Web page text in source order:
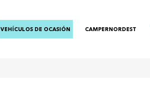
VEHÍCULOS DE OCASIÓN CAMPERNORDEST